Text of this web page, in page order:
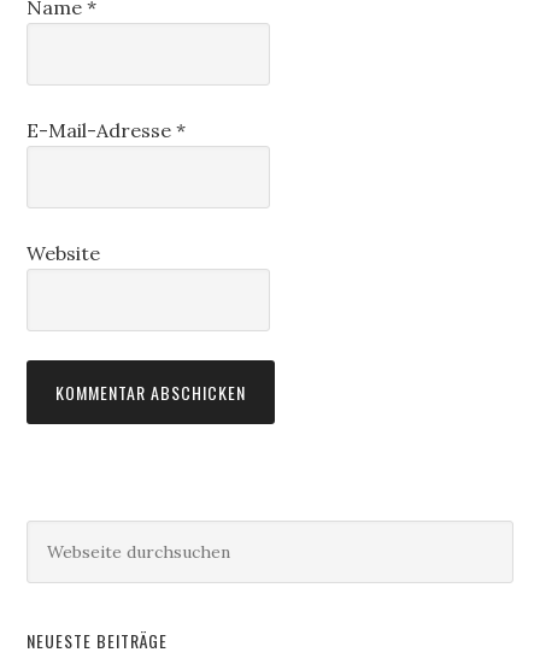
Name*
E-Mail-Adresse*
Website
NEUESTE BEITRÄGE